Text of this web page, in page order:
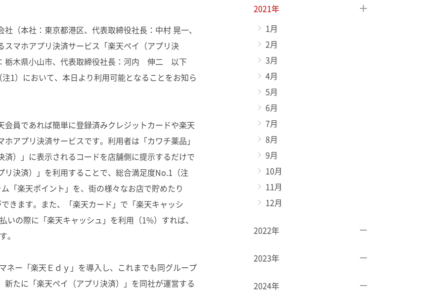
（本社：東京都港区、代表取締役社長：中村 晃一、
マホアプリ決済サービス「楽天ペイ（アプリ決
栃木県小山市、代表取締役社長：河内 伸二 以下
1）において、本日より利用可能となることをお知ら
員であれば簡単に登録済みクレジットカードや楽天
アプリ決済サービスです。利用者は「カワチ薬品」
）」に表示されるコードを店舗側に提示するだけで
決済）」を利用することで、総合満足度No.1（注
「楽天ポイント」を、街の様々なお店で貯めたり
きます。また、「楽天カード」で「楽天キャッシ
の際に「楽天キャッシュ」を利用（1%）すれば、
。
ー「楽天Ｅｄｙ」を導入し、これまでも同グループ
たに「楽天ペイ（アプリ決済）」を同社が運営する
2021年
1月
2月
3月
4月
5月
6月
7月
8月
9月
10月
11月
12月
2022年
2023年
2024年